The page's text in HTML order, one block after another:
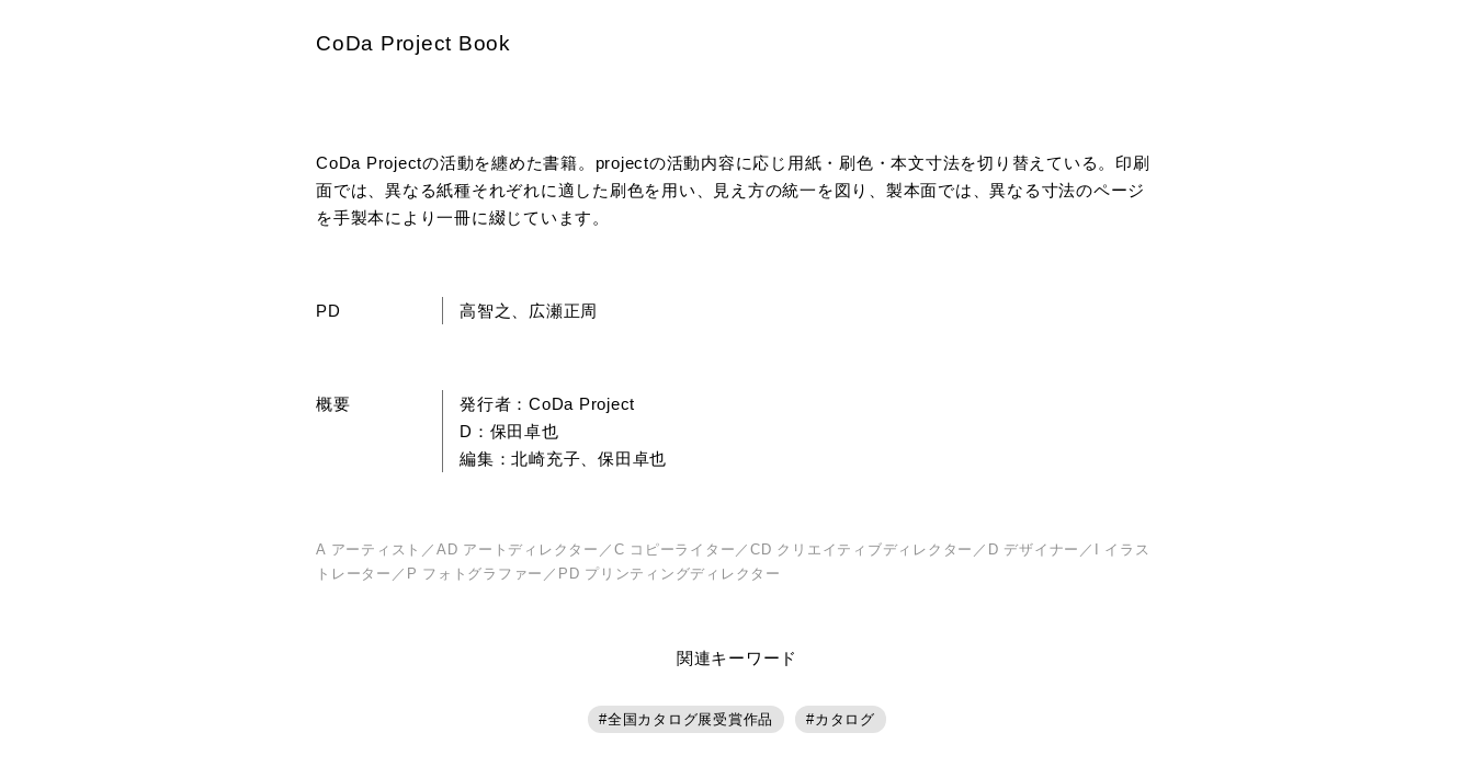
CoDa Project Book
CoDa Projectの活動を纏めた書籍。projectの活動内容に応じ用紙・刷色・本文寸法を切り替えている。印刷
面では、異なる紙種それぞれに適した刷色を用い、見え方の統一を図り、製本面では、異なる寸法のページ
を手製本により一冊に綴じています。
PD 高智之、広瀬正周
概要
発行者：CoDa Project
D：保田卓也
編集：北崎充子、保田卓也
A アーティスト／AD アートディレクター／C コピーライター／CD クリエイティブディレクター／D デザイナー／I イラス
トレーター／P フォトグラファー／PD プリンティングディレクター
関連キーワード
全国カタログ展受賞作品 カタログ